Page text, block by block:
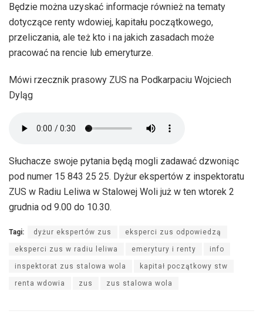
Będzie można uzyskać informacje również na tematy
dotyczące renty wdowiej, kapitału początkowego,
przeliczania, ale też kto i na jakich zasadach może
pracować na rencie lub emeryturze.
Mówi rzecznik prasowy ZUS na Podkarpaciu Wojciech
Dyląg
Słuchacze swoje pytania będą mogli zadawać dzwoniąc
pod numer 15 843 25 25. Dyżur ekspertów z inspektoratu
ZUS w Radiu Leliwa w Stalowej Woli już w ten wtorek 2
grudnia od 9.00 do 10.30.
Tagi: dyżur ekspertów zus eksperci zus odpowiedzą
eksperci zus w radiu leliwa emerytury i renty info
inspektorat zus stalowa wola kapitał początkowy stw
renta wdowia zus zus stalowa wola